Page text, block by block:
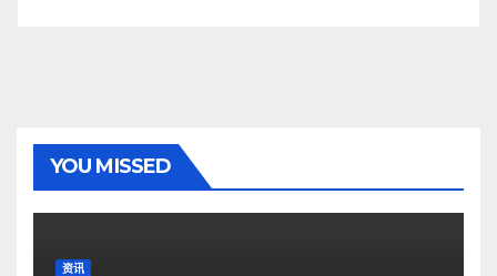
YOU MISSED
资讯